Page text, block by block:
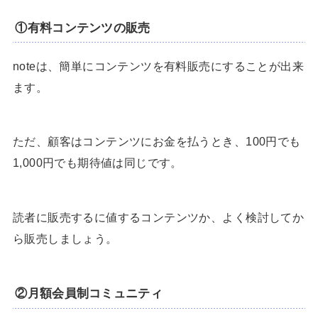
①有料コンテンツの販売
noteは、簡単にコンテンツを有料販売にすることが出来
ます。
ただ、顧客はコンテンツにお金を払うとき、100円でも
1,000円でも期待値は同じです。
読者に販売するに値するコンテンツか、よく検討してか
ら販売しましょう。
②月額会員制コミュニティ